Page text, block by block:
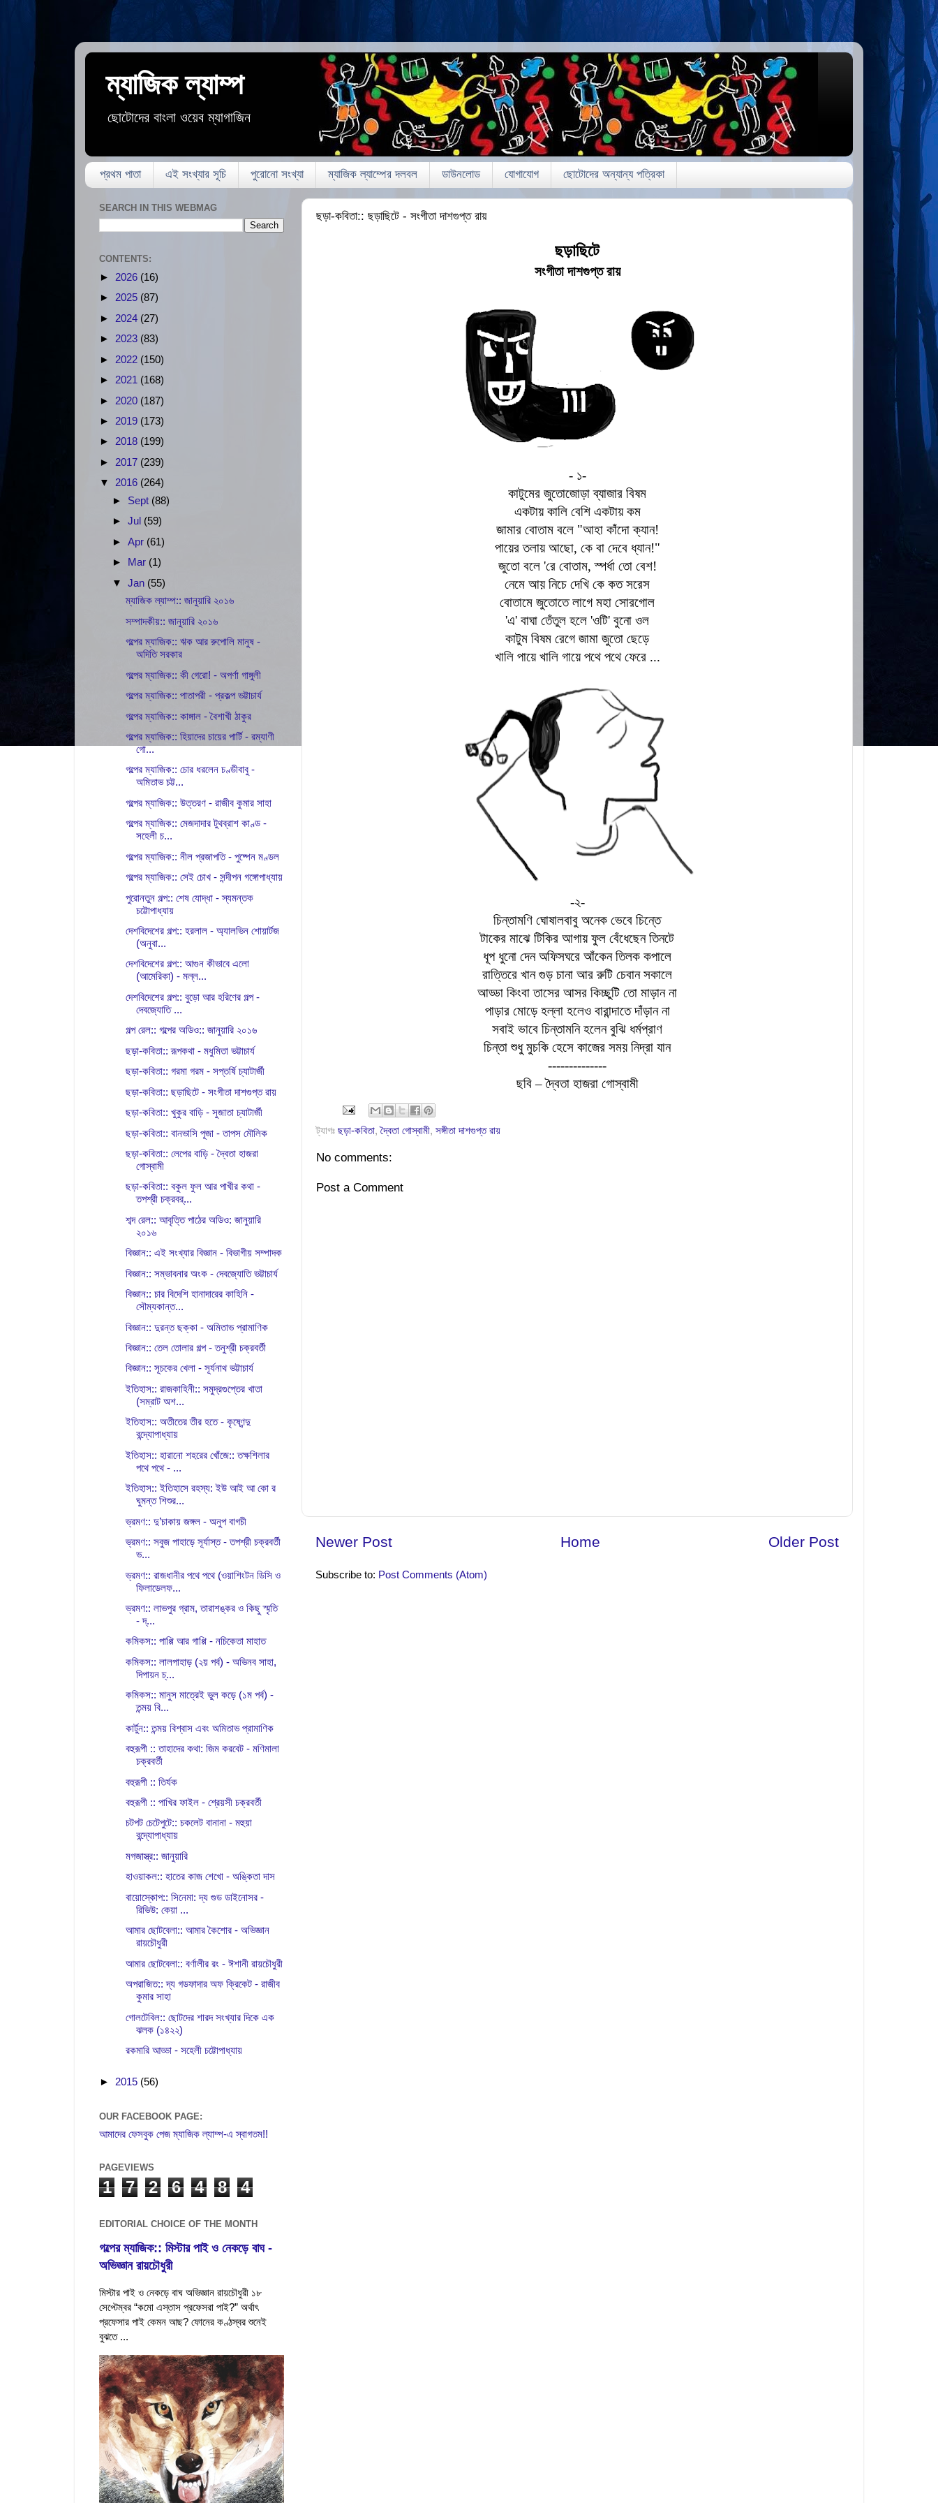
ম্যাজিক ল্যাম্প
ছোটোদের বাংলা ওয়েব ম্যাগাজিন
প্রথম পাতা এই সংখ্যার সূচি পুরোনো সংখ্যা ম্যাজিক ল্যাম্পের দলবল ডাউনলোড যোগাযোগ ছোটোদের অন্যান্য পত্রিকা
ছড়া-কবিতা:: ছড়াছিটে - সংগীতা দাশগুপ্ত রায়
ছড়াছিটে
সংগীতা দাশগুপ্ত রায়
- ১-
কাটুমের জুতোজোড়া ব্যাজার বিষম
একটায় কালি বেশি একটায় কম
জামার বোতাম বলে "আহা কাঁদো ক্যান!
পায়ের তলায় আছো, কে বা দেবে ধ্যান!"
জুতো বলে 'রে বোতাম,স্পর্ধা তো বেশ!
নেমে আয় নিচে দেখি কে কত সরেস
বোতামে জুতোতে লাগে মহা সোরগোল
'এ' বাঘা তেঁতুল হলে 'ওটি' বুনো ওল
কাটুম বিষম রেগে জামা জুতো ছেড়ে
খালি পায়ে খালি গায়ে পথে পথে ফেরে ...
-২-
চিন্তামণি ঘোষালবাবু অনেক ভেবে চিন্তে
টাকের মাঝে টিকির আগায় ফুল বেঁধেছেন তিনটে
ধূপ ধুনো দেন অফিসঘরে আঁকেন তিলক কপালে
রাত্তিরে খান গুড় চানা আর রুটি চেবান সকালে
আড্ডা কিংবা তাসের আসর কিচ্ছুটি তো মাড়ান না
পাড়ার মোড়ে হল্লা হলেও বারান্দাতে দাঁড়ান না
সবাই ভাবে চিন্তামনি হলেন বুঝি ধর্মপ্রাণ
চিন্তা শুধু মুচকি হেসে কাজের সময় নিদ্রা যান
--------------
ছবি – দ্বৈতা হাজরা গোস্বামী
ট্যাগঃ ছড়া-কবিতা,দ্বৈতা গোস্বামী, সঙ্গীতা দাশগুপ্ত রায়
No comments:
Post a Comment
Newer Post Older Post
Home
Subscribe to: Post Comments (Atom)
SEARCH IN THIS WEBMAG
CONTENTS:
► 2026 (16)
► 2025 (87)
► 2024 (27)
► 2023 (83)
► 2022 (150)
► 2021 (168)
► 2020 (187)
► 2019 (173)
► 2018 (199)
► 2017 (239)
▼ 2016 (264)
► Sept (88)
►Jul (59)
►Apr (61)
► Mar (1)
▼Jan (55)
ম্যাজিক ল্যাম্প:: জানুয়ারি ২০১৬
সম্পাদকীয়:: জানুয়ারি ২০১৬
গল্পের ম্যাজিক:: ঋক আর রুপোলি মানুষ -
অদিতি সরকার
গল্পের ম্যাজিক:: কী গেরো! - অপর্ণা গাঙ্গুলী
গল্পের ম্যাজিক:: পাতাপরী - প্রকল্প ভট্টাচার্য
গল্পের ম্যাজিক:: কাঙ্গাল - বৈশাখী ঠাকুর
গল্পের ম্যাজিক:: হিয়াদের চায়ের পার্টি - রম্যাণী
গো...
গল্পের ম্যাজিক:: চোর ধরলেন চণ্ডীবাবু -
অমিতাভ চট্ট...
গল্পের ম্যাজিক:: উত্তরণ - রাজীব কুমার সাহা
গল্পের ম্যাজিক:: মেজদাদার টুথব্রাশ কাণ্ড -
সহেলী চ...
গল্পের ম্যাজিক:: নীল প্রজাপতি - পুষ্পেন মণ্ডল
গল্পের ম্যাজিক:: সেই চোখ - সন্দীপন গঙ্গোপাধ্যায়
পুরোনতুন গল্প:: শেষ যোদ্ধা - স্যমন্তক
চট্টোপাধ্যায়
দেশবিদেশের গল্প:: হরলাল - অ্যালভিন শোয়ার্টজ
(অনুবা...
দেশবিদেশের গল্প:: আগুন কীভাবে এলো
(আমেরিকা) - মল্ল...
দেশবিদেশের গল্প:: বুড়ো আর হরিণের গল্প -
দেবজ্যোতি ...
গল্প রেল:: গল্পের অডিও:: জানুয়ারি ২০১৬
ছড়া-কবিতা:: রূপকথা - মধুমিতা ভট্টাচার্য
ছড়া-কবিতা:: গরমা গরম - সপ্তর্ষি চ্যাটার্জী
ছড়া-কবিতা:: ছড়াছিটে - সংগীতা দাশগুপ্ত রায়
ছড়া-কবিতা:: খুকুর বাড়ি - সুজাতা চ্যাটার্জী
ছড়া-কবিতা:: বানভাসি পূজা - তাপস মৌলিক
ছড়া-কবিতা:: লেপের বাড়ি - দ্বৈতা হাজরা
গোস্বামী
ছড়া-কবিতা:: বকুল ফুল আর পাখীর কথা -
তপশ্রী চক্রবর্...
শব্দ রেল:: আবৃত্তি পাঠের অডিও: জানুয়ারি
২০১৬
বিজ্ঞান:: এই সংখ্যার বিজ্ঞান - বিভাগীয় সম্পাদক
বিজ্ঞান:: সম্ভাবনার অংক - দেবজ্যোতি ভট্টাচার্য
বিজ্ঞান:: চার বিদেশি হানাদারের কাহিনি -
সৌম্যকান্ত...
বিজ্ঞান:: দুরন্ত ছক্কা - অমিতাভ প্রামাণিক
বিজ্ঞান:: তেল তোলার গল্প - তনুশ্রী চক্রবর্তী
বিজ্ঞান:: সূচকের খেলা - সূর্যনাথ ভট্টাচার্য
ইতিহাস:: রাজকাহিনী:: সমুদ্রগুপ্তের খাতা
(সম্রাট অশ...
ইতিহাস:: অতীতের তীর হতে - কৃষ্ণেন্দু
বন্দ্যোপাধ্যায়
ইতিহাস:: হারানো শহরের খোঁজে:: তক্ষশিলার
পথে পথে - ...
ইতিহাস:: ইতিহাসে রহস্য: ইউ আই আ কো র
ঘুমন্ত শিশুর...
ভ্রমণ:: দু’চাকায় জঙ্গল - অনুপ বাগচী
ভ্রমণ:: সবুজ পাহাড়ে সূর্যাস্ত - তপশ্রী চক্রবর্তী
ভ...
ভ্রমণ:: রাজধানীর পথে পথে (ওয়াশিংটন ডিসি ও
ফিলাডেলফ...
ভ্রমণ:: লাভপুর গ্রাম, তারাশঙ্কর ও কিছু স্মৃতি
- দ্...
কমিকস:: পাপ্পি আর গাপ্পি - নচিকেতা মাহাত
কমিকস:: লালপাহাড় (২য় পর্ব) - অভিনব সাহা,
দিপায়ন চ্...
কমিকস:: মানুস মাত্রেই ভুল কড়ে (১ম পর্ব) -
তন্ময় বি...
কার্টুন:: তন্ময় বিশ্বাস এবং অমিতাভ প্রামাণিক
বহুরূপী :: তাহাদের কথা: জিম করবেট - মণিমালা
চক্রবর্তী
বহুরূপী :: তির্যক
বহুরূপী :: পাখির ফাইল - শ্রেয়সী চক্রবর্তী
চটপট চেটেপুটে:: চকলেট বানানা - মহুয়া
বন্দ্যোপাধ্যায়
মগজাস্ত্র:: জানুয়ারি
হাওয়াকল:: হাতের কাজ শেখো - অঙ্কিতা দাস
বায়োস্কোপ:: সিনেমা: দ্য গুড ডাইনোসর -
রিভিউ: কেয়া ...
আমার ছোটবেলা:: আমার কৈশোর - অভিজ্ঞান
রায়চৌধুরী
আমার ছোটবেলা:: বর্ণালীর রং - ঈশানী রায়চৌধুরী
অপরাজিত:: দ্য গডফাদার অফ ক্রিকেট - রাজীব
কুমার সাহা
গোলটেবিল:: ছোটদের শারদ সংখ্যার দিকে এক
ঝলক (১৪২২)
রকমারি আড্ডা - সহেলী চট্টোপাধ্যায়
► 2015 (56)
OUR FACEBOOK PAGE:
আমাদের ফেসবুক পেজ ম্যাজিক ল্যাম্প-এ স্বাগতম!!
PAGEVIEWS
1 7 2 6 4 8 4
EDITORIAL CHOICE OF THE MONTH
গল্পের ম্যাজিক:: মিস্টার পাই ও নেকড়ে বাঘ -
অভিজ্ঞান রায়চৌধুরী
মিস্টার পাই ও নেকড়ে বাঘ অভিজ্ঞান রায়চৌধুরী ১৮
সেপ্টেম্বর “কমো এস্তাস প্রফেসরা পাই?” অর্থাৎ
প্রফেসার পাই কেমন আছ? ফোনের কণ্ঠস্বর শুনেই
বুঝতে ...